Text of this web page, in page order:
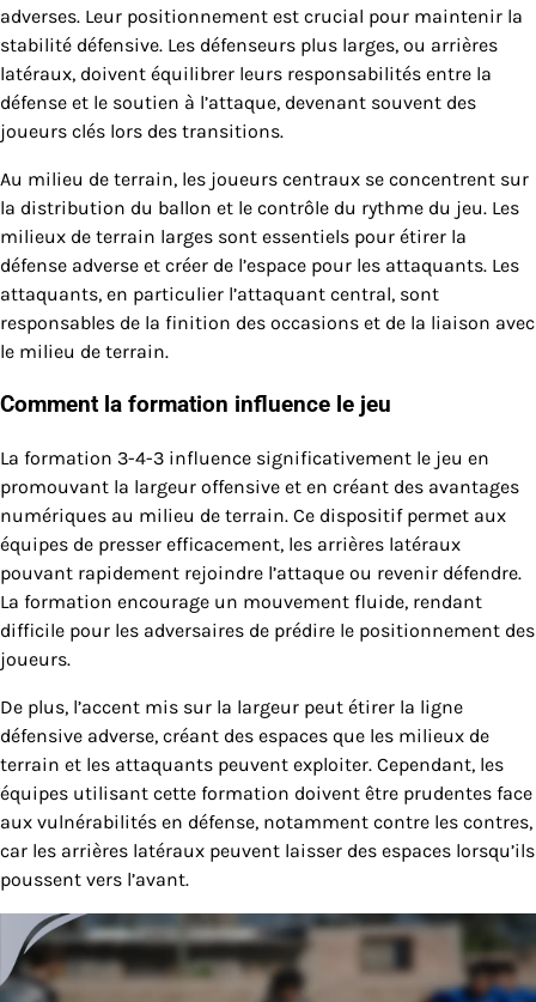
adverses. Leur positionnement est crucial pour maintenir la
stabilité défensive. Les défenseurs plus larges, ou arrières
latéraux, doivent équilibrer leurs responsabilités entre la
défense et le soutien à l’attaque, devenant souvent des
joueurs clés lors des transitions.
Au milieu de terrain, les joueurs centraux se concentrent sur
la distribution du ballon et le contrôle du rythme du jeu. Les
milieux de terrain larges sont essentiels pour étirer la
défense adverse et créer de l’espace pour les attaquants. Les
attaquants, en particulier l’attaquant central, sont
responsables de la finition des occasions et de la liaison avec
le milieu de terrain.
Comment la formation influence le jeu
La formation 3-4-3 influence significativement le jeu en
promouvant la largeur offensive et en créant des avantages
numériques au milieu de terrain. Ce dispositif permet aux
équipes de presser efficacement, les arrières latéraux
pouvant rapidement rejoindre l’attaque ou revenir défendre.
La formation encourage un mouvement fluide, rendant
difficile pour les adversaires de prédire le positionnement des
joueurs.
De plus, l’accent mis sur la largeur peut étirer la ligne
défensive adverse, créant des espaces que les milieux de
terrain et les attaquants peuvent exploiter. Cependant, les
équipes utilisant cette formation doivent être prudentes face
aux vulnérabilités en défense, notamment contre les contres,
car les arrières latéraux peuvent laisser des espaces lorsqu’ils
poussent vers l’avant.